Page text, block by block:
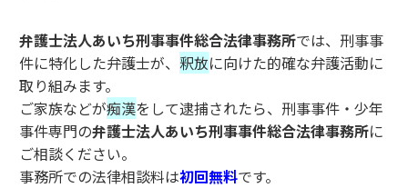
弁護士法人あいち刑事事件総合法律事務所では、刑事事
件に特化した弁護士が、 釈放に向けた的確な弁護活動に
取り組みます。
ご家族などが痴漢をして逮捕されたら、刑事事件・少年
事件専門の弁護士法人あいち刑事事件総合法律事務所に
ご相談ください。
事務所での法律相談料は初回無料です。